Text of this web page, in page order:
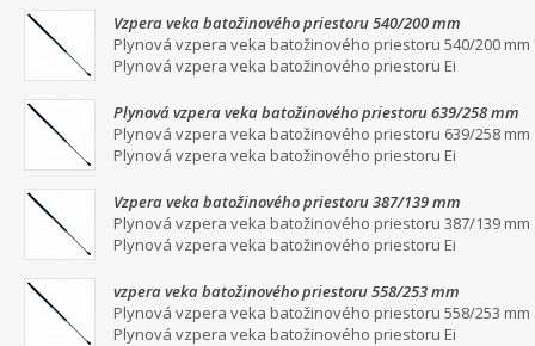
Vzpera veka batožinového priestoru 540/200 mm
Plynová vzpera veka batožinového priestoru 540/200 mm
Plynová vzpera veka batožinového priestoru Ei
Plynová vzpera veka batožinového priestoru 639/258 mm
Plynová vzpera veka batožinového priestoru 639/258 mm
Plynová vzpera veka batožinového priestoru Ei
Vzpera veka batožinového priestoru 387/139 mm
Plynová vzpera veka batožinového priestoru 387/139 mm
Plynová vzpera veka batožinového priestoru Ei
vzpera veka batožinového priestoru 558/253 mm
Plynová vzpera veka batožinového priestoru 558/253 mm
Plynová vzpera veka batožinového priestoru Ei